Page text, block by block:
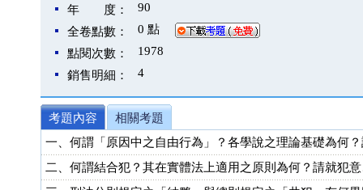
年 度：
90
全卷點數：
0 點
點閱次數：
1978
銷售明細：
4
考題內容
相關考題
一、何謂「原因中之自由行為」？各學說之理論基礎為何
二、何謂結合犯？其在實體法上適用之原則為何？請就犯